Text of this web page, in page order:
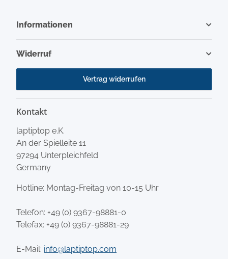
Informationen
Widerruf
Vertrag widerrufen
Kontakt
laptiptop e.K.
An der Spielleite 11
97294 Unterpleichfeld
Germany
Hotline: Montag-Freitag von 10-15 Uhr
Telefon: +49 (0) 9367-98881-0
Telefax: +49 (0) 9367-98881-29
E-Mail: info@laptiptop.com